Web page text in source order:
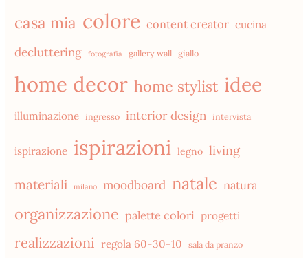
casa mia colore content creator cucina
decluttering fotografia gallery wall giallo
home decor home stylist idee
illuminazione ingresso interior design intervista
ispirazione ispirazioni legno living
materiali milano moodboard natale natura
organizzazione palette colori progetti
realizzazioni regola 60-30-10 sala da pranzo